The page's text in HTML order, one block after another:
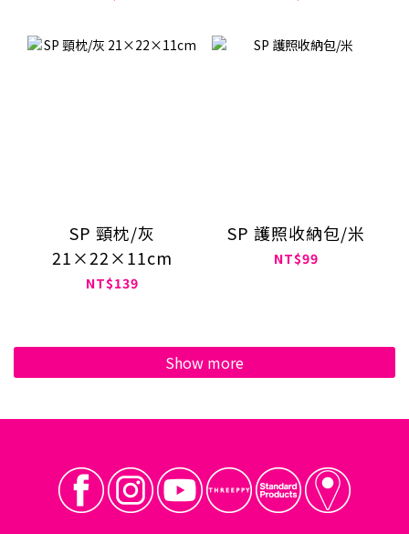
SP 頸枕/灰
21×22×11cm
NT$139
SP 護照收納包/米
NT$99
Show more